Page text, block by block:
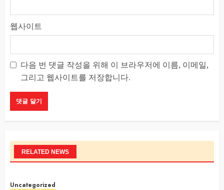
웹사이트
다음 번 댓글 작성을 위해 이 브라우저에 이름, 이메일,
그리고 웹사이트를 저장합니다.
RELATED NEWS
Uncategorized